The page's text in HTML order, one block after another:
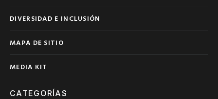
DIVERSIDAD E INCLUSIÓN
MAPA DE SITIO
MEDIA KIT
CATEGORÍAS